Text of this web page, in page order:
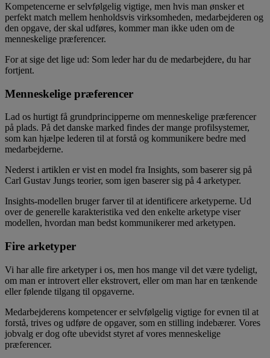
Kompetencerne er selvfølgelig vigtige, men hvis man ønsker et
perfekt match mellem henholdsvis virksomheden, medarbejderen og
den opgave, der skal udføres, kommer man ikke uden om de
menneskelige præferencer.
For at sige det lige ud: Som leder har du de medarbejdere, du har
fortjent.
Menneskelige præferencer
Lad os hurtigt få grundprincipperne om menneskelige præferencer
på plads. På det danske marked findes der mange profilsystemer,
som kan hjælpe lederen til at forstå og kommunikere bedre med
medarbejderne.
Nederst i artiklen er vist en model fra Insights, som baserer sig på
Carl Gustav Jungs teorier, som igen baserer sig på 4 arketyper.
Insights-modellen bruger farver til at identificere arketyperne. Ud
over de generelle karakteristika ved den enkelte arketype viser
modellen, hvordan man bedst kommunikerer med arketypen.
Fire arketyper
Vi har alle fire arketyper i os, men hos mange vil det være tydeligt,
om man er introvert eller ekstrovert, eller om man har en tænkende
eller følende tilgang til opgaverne.
Medarbejderens kompetencer er selvfølgelig vigtige for evnen til at
forstå, trives og udføre de opgaver, som en stilling indebærer. Vores
jobvalg er dog ofte ubevidst styret af vores menneskelige
præferencer.